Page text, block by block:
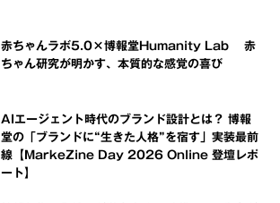
赤ちゃんラボ5.0×博報堂Humanity Lab 赤
ちゃん研究が明かす、本質的な感覚の喜び
AIエージェント時代のブランド設計とは？ 博報
堂の「ブランドに“生きた人格”を宿す」実装最前
線【MarkeZine Day 2026 Online 登壇レポ
ート】